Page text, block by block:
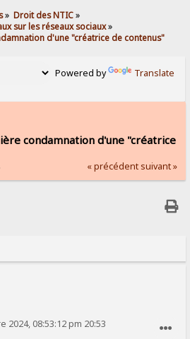
» Droit des NTIC»
sur les réseaux sociaux»
d'une "créatrice de contenus"
Powered by Translate
condamnation d'une "créatrice
« précédent suivant »
2024, 08:53:12 pm 20:53